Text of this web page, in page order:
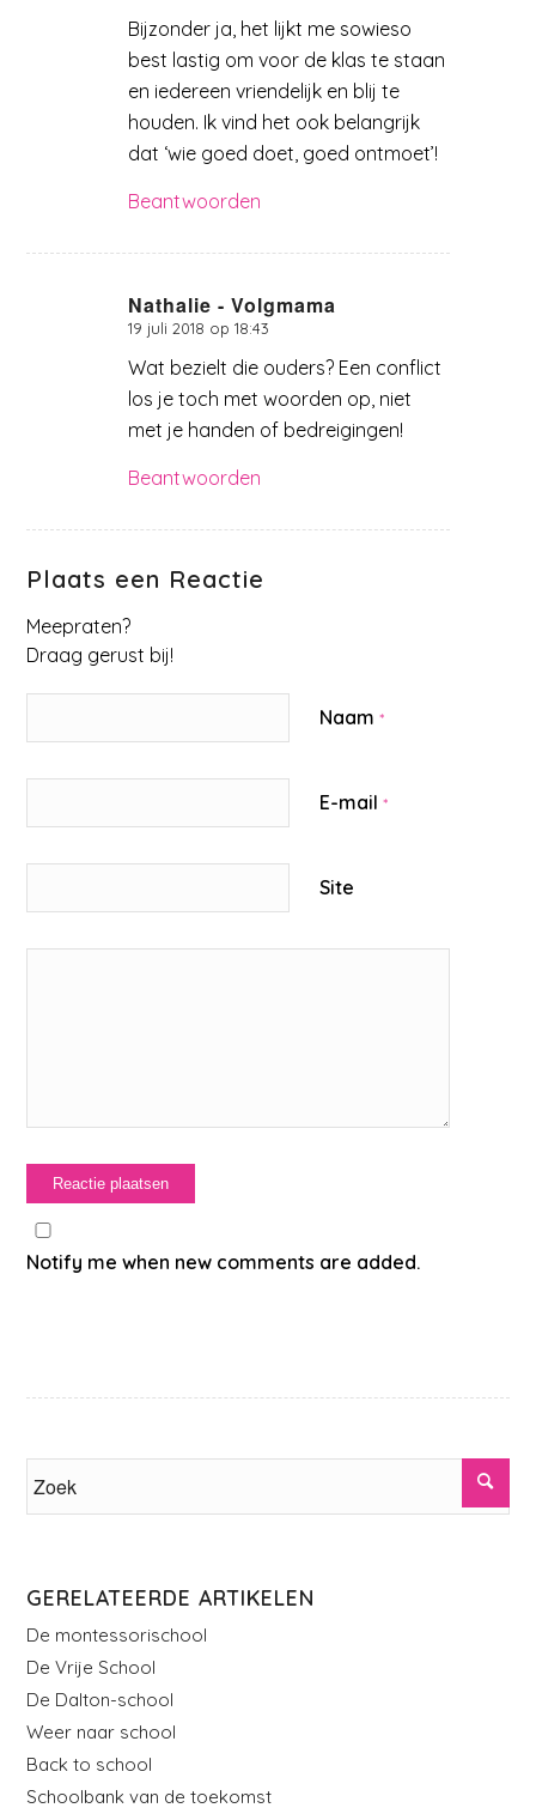
Bijzonder ja, het lijkt me sowieso
best lastig om voor de klas te staan
en iedereen vriendelijk en blij te
houden. Ik vind het ook belangrijk
dat ‘wie goed doet, goed ontmoet’!
Beantwoorden
Nathalie - Volgmama
zegt:
19 juli 2018 op 18:43
Wat bezielt die ouders? Een conflict
los je toch met woorden op, niet
met je handen of bedreigingen!
Beantwoorden
Plaats een Reactie
Meepraten?
Draag gerust bij!
Naam*
E-mail*
Site
Notify me when new comments are added.
GERELATEERDE ARTIKELEN
De montessorischool
De Vrije School
De Dalton-school
Weer naar school
Back to school
Schoolbank van de toekomst